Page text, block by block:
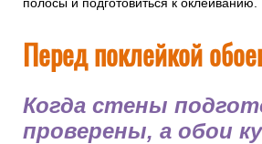
полосы и подготовиться к оклеиванию.
Перед поклейкой
Когда стены
проверены, а обои